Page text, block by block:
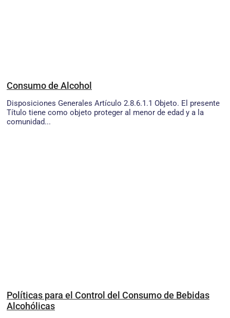
Consumo de Alcohol
Disposiciones Generales Artículo 2.8.6.1.1 Objeto. El presente
Título tiene como objeto proteger al menor de edad y a la
comunidad...
Políticas para el Control del Consumo de Bebidas
Alcohólicas